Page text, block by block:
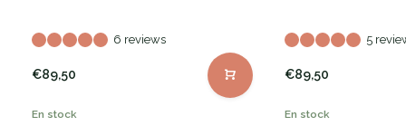
6 reviews
€89,50
En stock
5
€89,50
En stock